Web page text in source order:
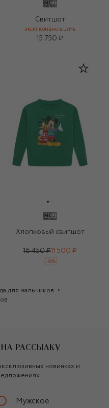
Свитшот
ЭКСКЛЮЗИВНО В ЦУМЕ
15 750 ₽
Хлопковый свитшот
16 450 ₽11 500 ₽
-30%
для мальчиков
РАССЫЛКУ
новинках и
Мужское